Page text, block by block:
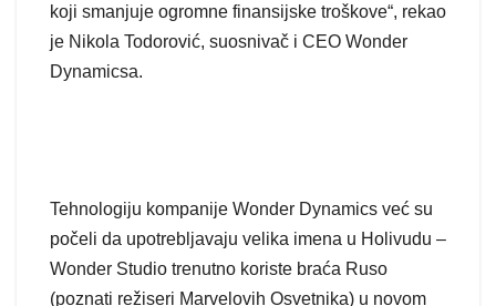
koji smanjuje ogromne finansijske troškove“, rekao
je Nikola Todorović, suosnivač i CEO Wonder
Dynamicsa.
Tehnologiju kompanije Wonder Dynamics već su
počeli da upotrebljavaju velika imena u Holivudu –
Wonder Studio trenutno koriste braća Ruso
(poznati režiseri Marvelovih Osvetnika) u novom